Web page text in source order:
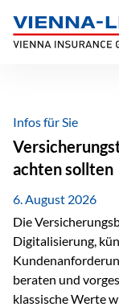
Inhalt
springen
Infos für Sie
achten sollten
6. August 2026
Die
Digitalisierung,
beraten und
klassische Werte